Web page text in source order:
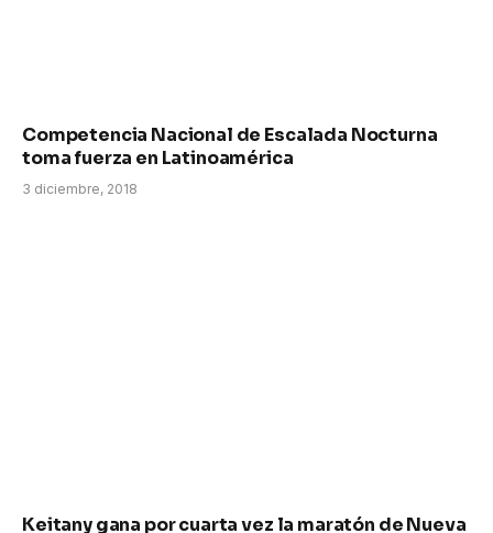
Competencia Nacional de Escalada Nocturna
toma fuerza en Latinoamérica
3 diciembre, 2018
Keitany gana por cuarta vez la maratón de Nueva